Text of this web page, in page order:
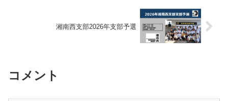
湘南西支部2026年支部予選
コメント